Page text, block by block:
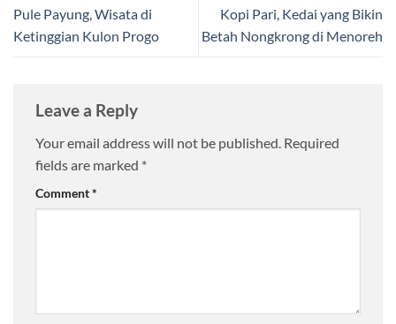
Pule Payung, Wisata di
Ketinggian Kulon Progo
Kopi Pari, Kedai yang Bikin
Betah Nongkrong di Menoreh
Leave a Reply
Your email address will not be published. Required
fields are marked *
Comment*